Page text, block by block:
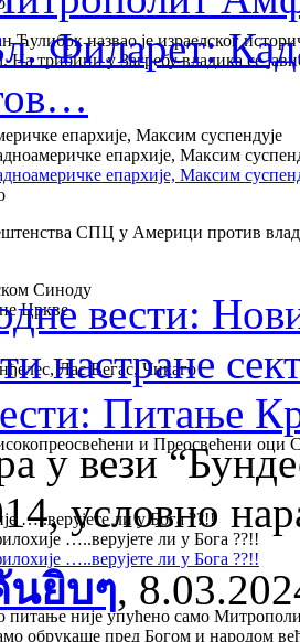
назвао је израелског
На трибини у Загребу владика се
епархије, Максим суспендује
епархије, Максим
епархије, Максим
СПЦ у Америци против
Синоду
Цркве
Лас Вегас, Чикаго
и Преосвећени оци
…..верујете ли у Бога ??!!
…..верујете ли у Бога ??!!
…..верујете ли у Бога ??!!
питање није упућено само
обрукаше пред Богом и народом
Филарет:
вести:
настране
Питање
у вези
условно
นยิบๆ,